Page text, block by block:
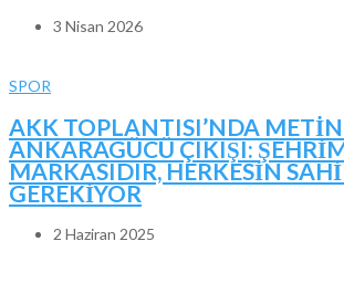
3 Nisan 2026
SPOR
AKK TOPLANTISI’NDA METİN
ANKARAGÜCÜ ÇIKIŞI:
MARKASIDIR, HERKESİN
GEREKİYOR
2 Haziran 2025